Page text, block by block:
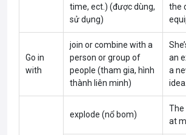
time, ect.) (được dùng,
sử dụng)
the
Go in
with
join or combine with a
person or group of
people (tham gia, hình
thành liên minh)
an
a
idea.
explode (nổ bom)
at